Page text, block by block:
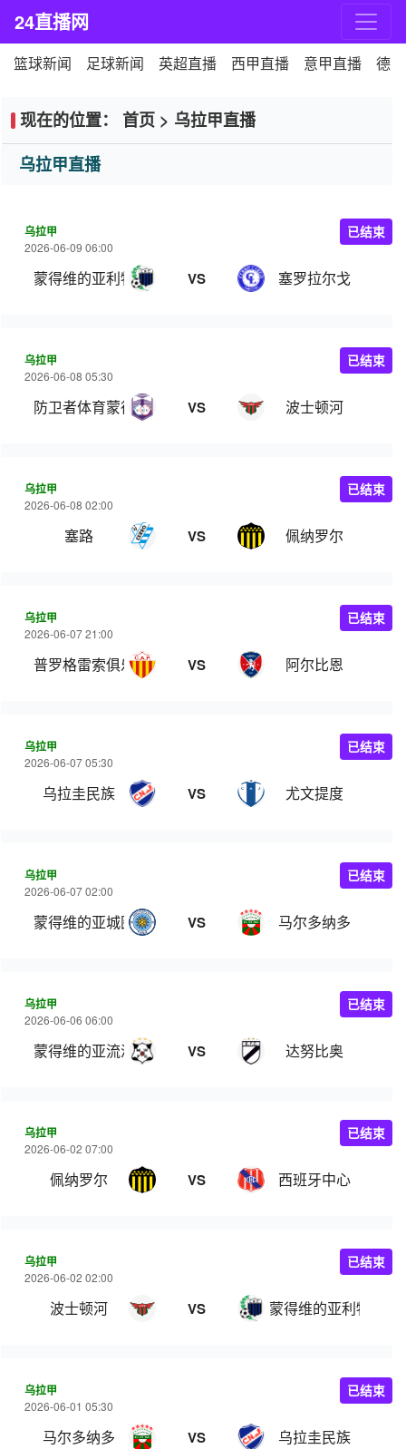
24直播网
篮球新闻 足球新闻 英超直播 西甲直播 意甲直播 德
现在的位置： 首页 > 乌拉甲直播
乌拉甲直播
乌拉甲
2026-06-09 06:00
蒙得维的亚利物浦 VS 塞罗拉尔戈
已结束
乌拉甲
2026-06-08 05:30
防卫者体育蒙得维的亚 VS 波士顿河
已结束
乌拉甲
2026-06-08 02:00
塞路 VS 佩纳罗尔
已结束
乌拉甲
2026-06-07 21:00
普罗格雷索俱乐部 VS 阿尔比恩
已结束
乌拉甲
2026-06-07 05:30
乌拉圭民族 VS 尤文提度
已结束
乌拉甲
2026-06-07 02:00
蒙得维的亚城图尔克 VS 马尔多纳多
已结束
乌拉甲
2026-06-06 06:00
蒙得维的亚流浪者 VS 达努比奥
已结束
乌拉甲
2026-06-02 07:00
佩纳罗尔 VS 西班牙中心
已结束
乌拉甲
2026-06-02 02:00
波士顿河 VS 蒙得维的亚利物浦
已结束
乌拉甲
2026-06-01 05:30
马尔多纳多 VS 乌拉圭民族
已结束